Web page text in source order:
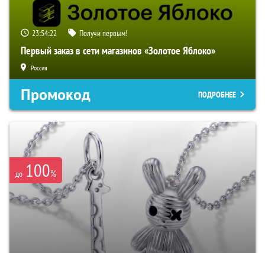
23:54:21 Получи первым!
Первый заказ в сети магазинов «Золотое Яблоко»
Россия
Промокод ПОДРОБНЕЕ
до 100%